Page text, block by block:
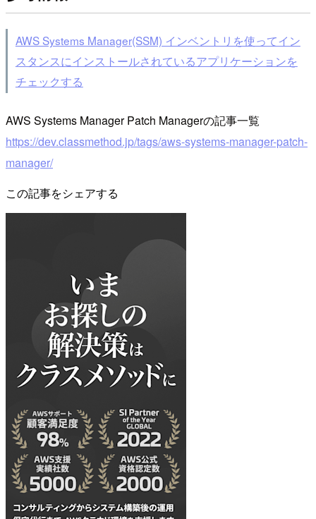
AWS Systems Manager(SSM) インベントリを使ってイン
スタンスにインストールされているアプリケーションを
チェックする
AWS Systems Manager Patch Managerの記事一覧
https://dev.classmethod.jp/tags/aws-systems-manager-patch-
manager/
この記事をシェアする